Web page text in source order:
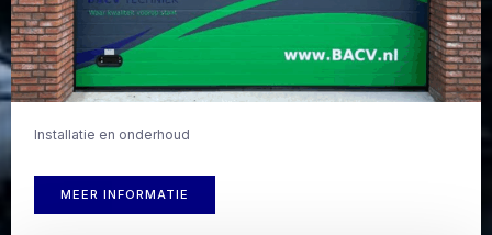
Installatie en onderhoud
MEER INFORMATIE